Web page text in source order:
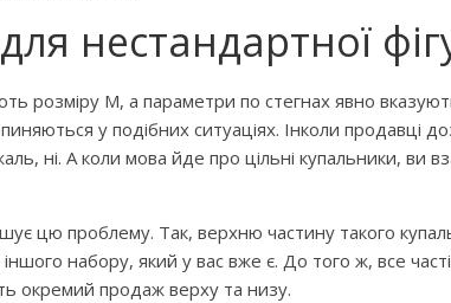
нестандартної
розміру M, а параметри по стегнах явно
у подібних ситуаціях. Інколи продавці
ні. А коли мова йде про цільні купальники, ви
цю проблему. Так, верхню частину такого
набору, який у вас вже є. До того ж, все
окремий продаж верху та низу.